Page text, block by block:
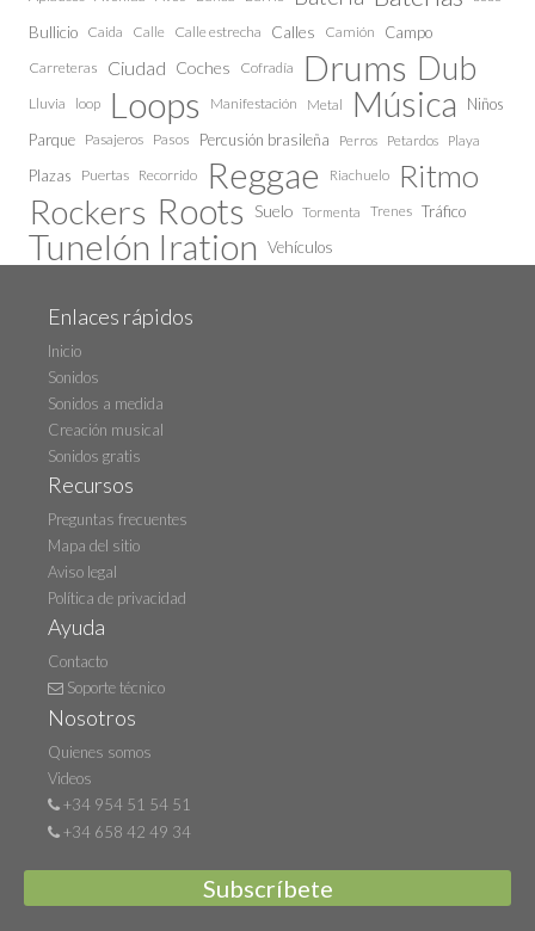
Bullicio Caida Calle Calle estrecha Calles Camión Campo
Carreteras Ciudad Coches Cofradía Drums Dub
Lluvia loop Loops Manifestación Metal Música
Niños
Parque Pasajeros Pasos Percusión brasileña Perros Petardos Playa
Plazas Puertas Recorrido Reggae Riachuelo Ritmo
Rockers Roots Suelo Tormenta Trenes Tráfico
Tunelón Iration Vehículos
Enlaces rápidos
Inicio
Sonidos
Sonidos a medida
Creación musical
Sonidos gratis
Recursos
Preguntas frecuentes
Mapa del sitio
Aviso legal
Política de privacidad
Ayuda
Contacto
Soporte técnico
Nosotros
Quienes somos
Videos
+34 954 51 54 51
+34 658 42 49 34
Subscríbete